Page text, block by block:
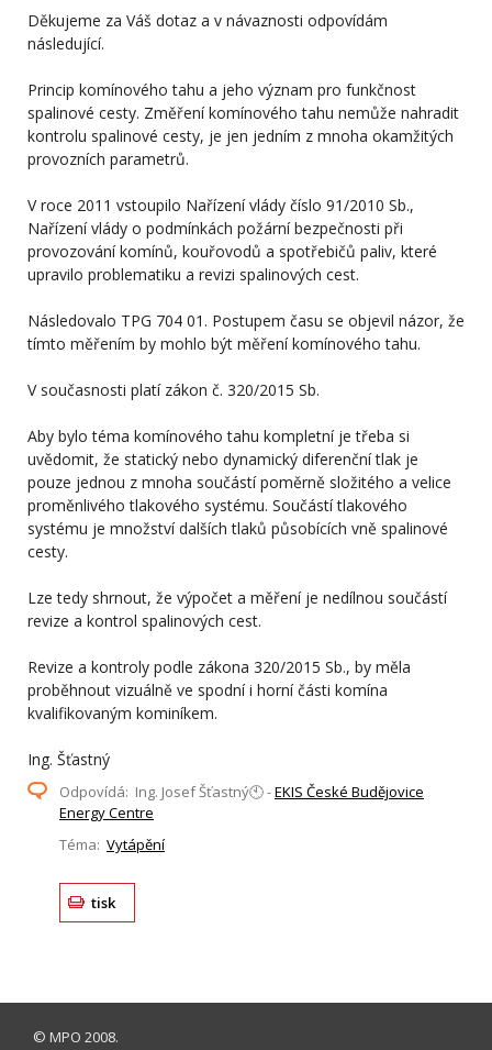
Děkujeme za Váš dotaz a v návaznosti odpovídám
následující.
Princip komínového tahu a jeho význam pro funkčnost
spalinové cesty. Změření komínového tahu nemůže nahradit
kontrolu spalinové cesty, je jen jedním z mnoha okamžitých
provozních parametrů.
V roce 2011 vstoupilo Nařízení vlády číslo 91/2010 Sb.,
Nařízení vlády o podmínkách požární bezpečnosti při
provozování komínů, kouřovodů a spotřebičů paliv, které
upravilo problematiku a revizi spalinových cest.
Následovalo TPG 704 01. Postupem času se objevil názor, že
tímto měřením by mohlo být měření komínového tahu.
V současnosti platí zákon č. 320/2015 Sb.
Aby bylo téma komínového tahu kompletní je třeba si
uvědomit, že statický nebo dynamický diferenční tlak je
pouze jednou z mnoha součástí poměrně složitého a velice
proměnlivého tlakového systému. Součástí tlakového
systému je množství dalších tlaků působících vně spalinové
cesty.
Lze tedy shrnout, že výpočet a měření je nedílnou součástí
revize a kontrol spalinových cest.
Revize a kontroly podle zákona 320/2015 Sb., by měla
proběhnout vizuálně ve spodní i horní části komína
kvalifikovaným kominíkem.
Ing. Šťastný
Odpovídá: Ing. Josef Šťastný🕙 -EKIS České Budějovice
Energy Centre
Téma: Vytápění
tisk
© MPO 2008.